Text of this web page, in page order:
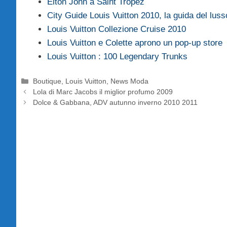
City Guide Louis Vuitton 2010, la guida del
Louis Vuitton Collezione Cruise 2010
Louis Vuitton e Colette aprono un pop-up store
Louis Vuitton : 100 Legendary Trunks
Categorie
Boutique, Louis Vuitton, News Moda
Lola di Marc Jacobs il miglior profumo 2009
Dolce & Gabbana, ADV autunno inverno 2010 2011